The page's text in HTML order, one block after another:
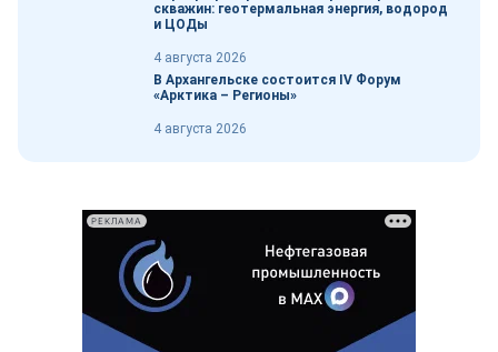
скважин: геотермальная энергия, водород
и ЦОДы
4 августа 2026
В Архангельске состоится IV Форум
«Арктика – Регионы»
4 августа 2026
РЕКЛАМА